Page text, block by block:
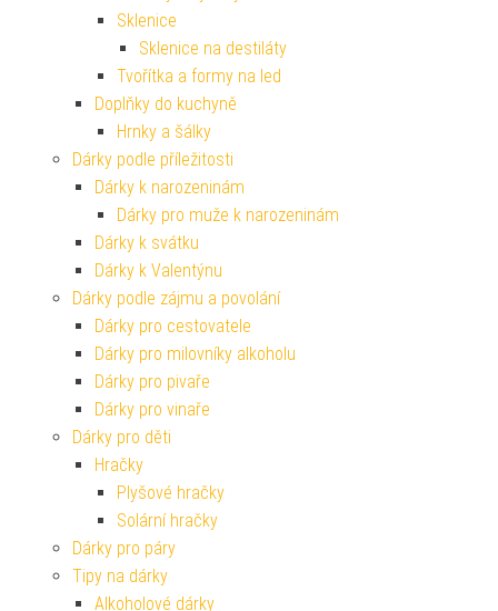
Sklenice
Sklenice na destiláty
Tvořítka a formy na led
Doplňky do kuchyně
Hrnky a šálky
Dárky podle příležitosti
Dárky k narozeninám
Dárky pro muže k narozeninám
Dárky k svátku
Dárky k Valentýnu
Dárky podle zájmu a povolání
Dárky pro cestovatele
Dárky pro milovníky alkoholu
Dárky pro pivaře
Dárky pro vinaře
Dárky pro děti
Hračky
Plyšové hračky
Solární hračky
Dárky pro páry
Tipy na dárky
Alkoholové dárky